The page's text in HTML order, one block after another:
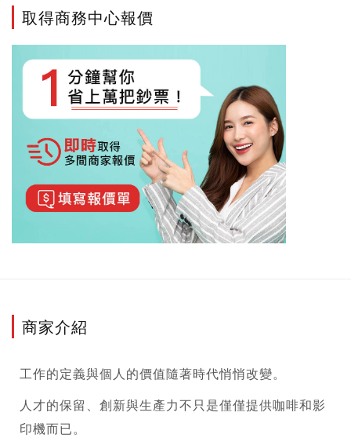
取得商務中心報價
商家介紹
工作的定義與個人的價值隨著時代悄悄改變。
人才的保留、創新與生產力不只是僅僅提供咖啡和影
印機而已。